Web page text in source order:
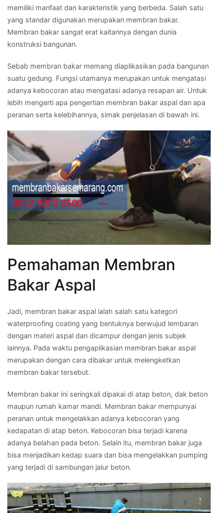
memiliki manfaat dan karakteristik yang berbeda. Salah satu
yang standar digunakan merupakan membran bakar.
Membran bakar sangat erat kaitannya dengan dunia
konstruksi bangunan.
Sebab membran bakar memang diaplikasikan pada bangunan
suatu gedung. Fungsi utamanya merupakan untuk mengatasi
adanya kebocoran atau mengatasi adanya resapan air. Untuk
lebih mengerti apa pengertian membran bakar aspal dan apa
peranan serta kelebihannya, simak penjelasan di bawah ini.
Pemahaman Membran
Bakar Aspal
Jadi, membran bakar aspal ialah salah satu kategori
waterproofing coating yang bentuknya berwujud lembaran
dengan materi aspal dan dicampur dengan jenis subjek
lainnya. Pada waktu pengaplikasian membran bakar aspal
merupakan dengan cara dibakar untuk melengketkan
membran bakar tersebut.
Membran bakar ini seringkali dipakai di atap beton, dak beton
maupun rumah kamar mandi. Membran bakar mempunyai
peranan untuk mengelakkan adanya kebocoran yang
kedapatan di atap beton. Kebocoran bisa terjadi karena
adanya belahan pada beton. Selain itu, membran bakar juga
bisa menjadikan kedap suara dan bisa mengelakkan pumping
yang terjadi di sambungan jalur beton.